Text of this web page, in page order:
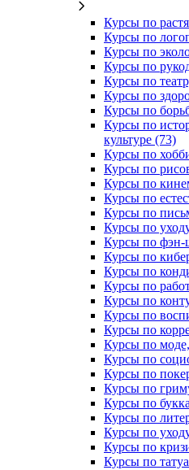
Курсы по
Курсы по
Курсы по
Курсы по
Курсы по
Курсы по
Курсы по
Курсы по
культуре (73)
Курсы по
Курсы по
Курсы по
Курсы по
Курсы по
Курсы по
Курсы по фэн-
Курсы по
Курсы по
Курсы по
Курсы по
Курсы по
Курсы по
Курсы по
Курсы по
Курсы по
Курсы по
Курсы по
Курсы по
Курсы по
Курсы по
Курсы по